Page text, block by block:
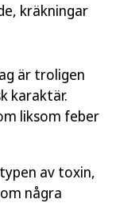
kräkningar
är troligen
karaktär.
liksom feber
av toxin,
några